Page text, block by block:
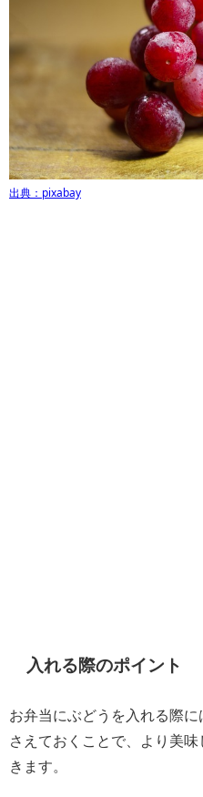
出典：pixabay
入れる際のポイント
お弁当にぶどうを入れる際
さえておくことで、より美
きます。